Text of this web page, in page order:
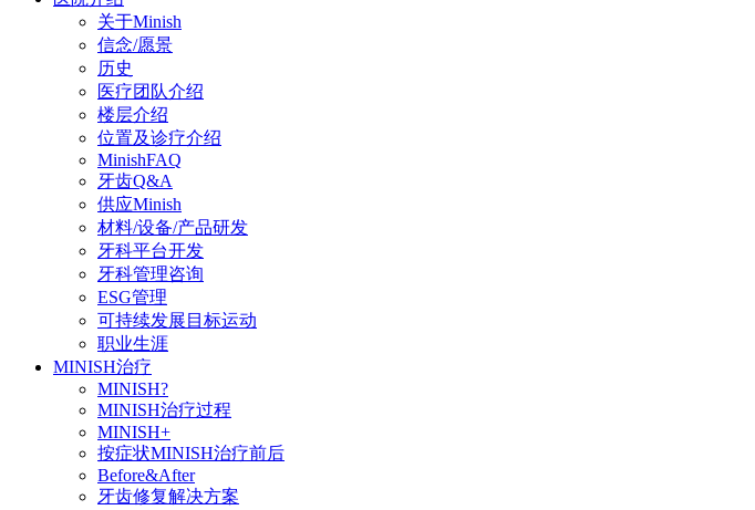
关于Minish
信念/愿景
历史
医疗团队介绍
楼层介绍
位置及诊疗介绍
MinishFAQ
牙齿Q&A
供应Minish
材料/设备/产品研发
牙科平台开发
牙科管理咨询
ESG管理
可持续发展目标运动
职业生涯
MINISH治疗
MINISH?
MINISH治疗过程
MINISH+
按症状MINISH治疗前后
Before&After
牙齿修复解决方案